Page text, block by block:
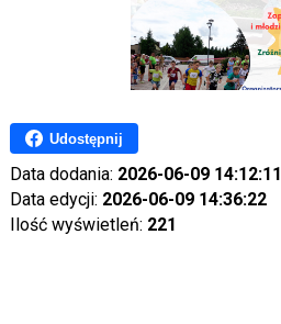
Udostępnij
Data dodania: 2026-06-09 14:12:11
Data edycji: 2026-06-09 14:36:22
Ilość wyświetleń: 221